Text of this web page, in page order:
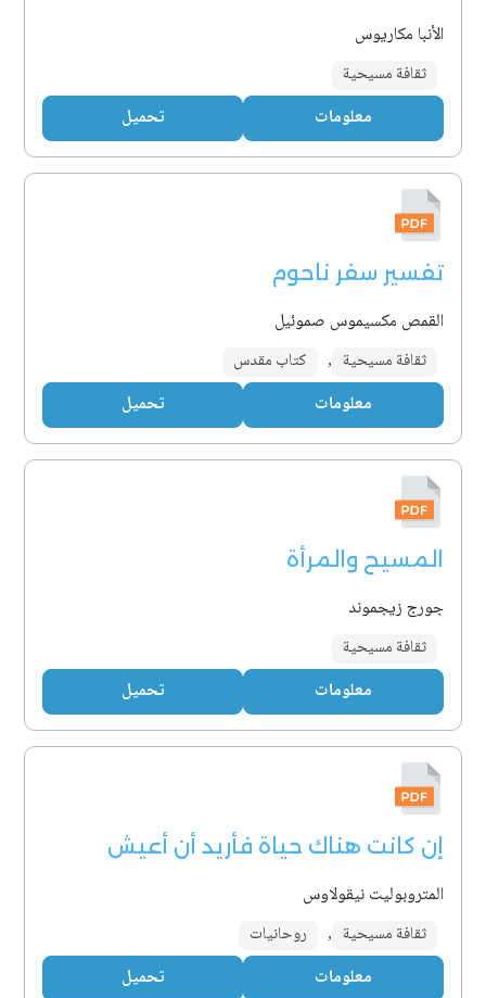
الأنبا مكاريوس
ثقافة مسيحية
معلومات تحميل
تفسير سفر ناحوم
القمص مكسيموس صموئيل
ثقافة مسيحية , كتاب مقدس
معلومات تحميل
المسيح والمرأة
جورج زيجموند
ثقافة مسيحية
معلومات تحميل
إن كانت هناك حياة فأريد أن أعيش
المتروبوليت نيقولاوس
ثقافة مسيحية , روحانيات
معلومات تحميل